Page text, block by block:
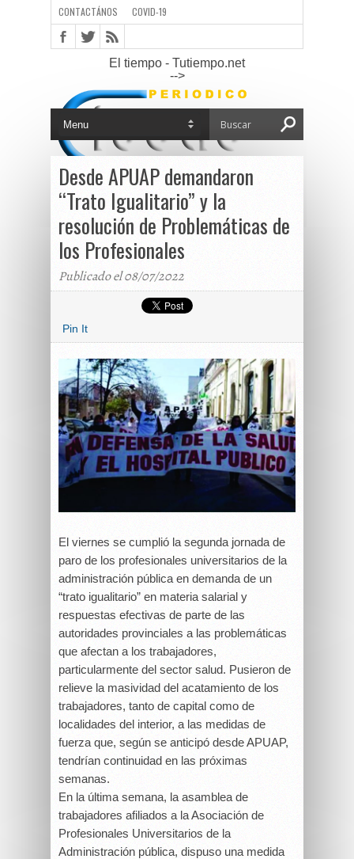
CONTACTÁNOS COVID-19
El tiempo - Tutiempo.net
-->
Desde APUAP demandaron
“Trato Igualitario” y la
resolución de Problemáticas de
los Profesionales
Publicado el 08/07/2022
Pin It
El viernes se cumplió la segunda jornada de
paro de los profesionales universitarios de la
administración pública en demanda de un
“trato igualitario” en materia salarial y
respuestas efectivas de parte de las
autoridades provinciales a las problemáticas
que afectan a los trabajadores,
particularmente del sector salud. Pusieron de
relieve la masividad del acatamiento de los
trabajadores, tanto de capital como de
localidades del interior, a las medidas de
fuerza que, según se anticipó desde APUAP,
tendrían continuidad en las próximas
semanas.
En la última semana, la asamblea de
trabajadores afiliados a la Asociación de
Profesionales Universitarios de la
Administración pública, dispuso una medida